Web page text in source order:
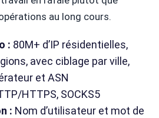
au long cours.
: 80M+ d’IP résidentielles,
avec ciblage par ville,
et ASN
HTTPS, SOCKS5
: Nom d’utilisateur et mot de